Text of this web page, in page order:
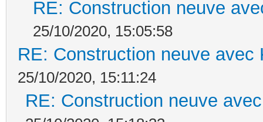
RE: Construction neuve
25/10/2020, 15:05:58
RE: Construction neuve avec
25/10/2020, 15:11:24
RE: Construction neuve